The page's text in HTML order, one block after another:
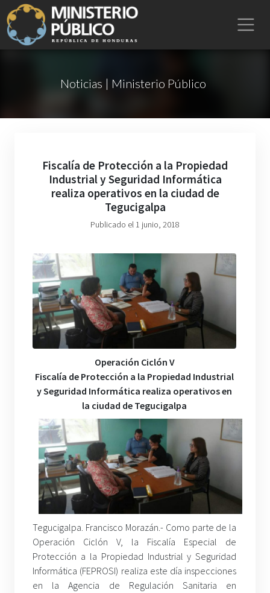
Noticias | Ministerio Público
Fiscalía de Protección a la Propiedad
Industrial y Seguridad Informática
realiza operativos en la ciudad de
Tegucigalpa
Publicado el 1 junio, 2018
Operación Ciclón V
Fiscalía de Protección a la Propiedad Industrial
y Seguridad Informática realiza operativos en
la ciudad de Tegucigalpa
Tegucigalpa. Francisco Morazán.- Como parte de la
Operación Ciclón V, la Fiscalía Especial de
Protección a la Propiedad Industrial y Seguridad
Informática (FEPROSI) realiza este día inspecciones
en la Agencia de Regulación Sanitaria en